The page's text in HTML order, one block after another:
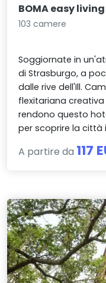
BOMA easy
103 camere
Soggiornate in
di Strasburgo, a
dalle rive dell'Ill.
flexitariana creativa
rendono questo
per scoprire la città
A partire da 117